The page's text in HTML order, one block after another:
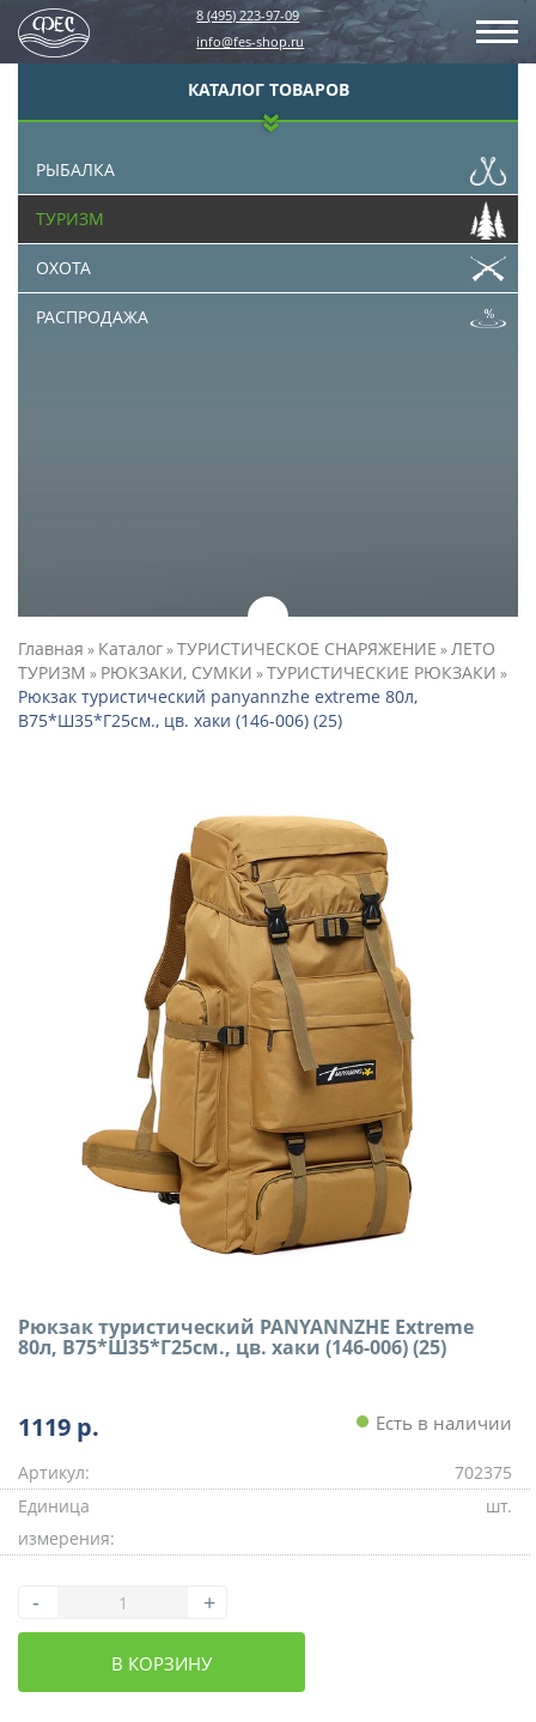
8 (495) 223-97-09
info@fes-shop.ru
КАТАЛОГ ТОВАРОВ
РЫБАЛКА
ТУРИЗМ
ОХОТА
РАСПРОДАЖА
Главная » Каталог»ТУРИСТИЧЕСКОЕ СНАРЯЖЕНИЕ »ЛЕТО
ТУРИЗМ » РЮКЗАКИ, СУМКИ »ТУРИСТИЧЕСКИЕ РЮКЗАКИ »
Рюкзак туристический panyannzhe extreme 80л,
В75*Ш35*Г25см., цв. хаки (146-006) (25)
Рюкзак туристический PANYANNZHE Extreme
80л, В75*Ш35*Г25см., цв. хаки (146-006) (25)
1119 р. Есть в наличии
Артикул:
702375
Единица
измерения:
шт.
- +
В КОРЗИНУ